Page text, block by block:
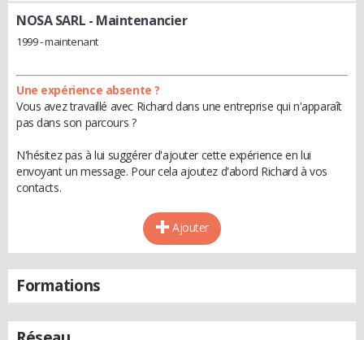
NOSA SARL - Maintenancier
1999 - maintenant
Une expérience absente ?
Vous avez travaillé avec Richard dans une entreprise qui n'apparaît
pas dans son parcours ?
N'hésitez pas à lui suggérer d'ajouter cette expérience en lui
envoyant un message. Pour cela ajoutez d'abord Richard à vos
contacts.
Ajouter
Formations